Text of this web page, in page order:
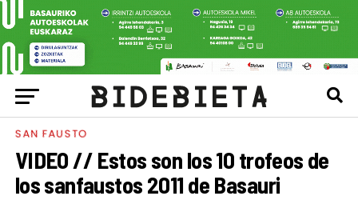
SAN FAUSTO
VIDEO // Estos son los 10 trofeos de
los sanfaustos 2011 de Basauri